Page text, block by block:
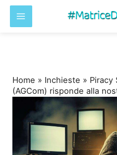
Home » Inchieste » Piracy
(AGCom) risponde alla